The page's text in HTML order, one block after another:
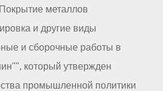
металлов
и другие виды
и сборочные работы в
который утвержден
промышленной политики